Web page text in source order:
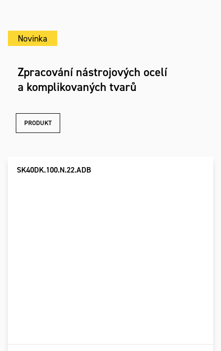
Novinka
Zpracování nástrojových ocelí
a komplikovaných tvarů
PRODUKT
SK40DK.100.N.22.ADB